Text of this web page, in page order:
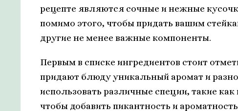
рецепте являются сочные и нежные
помимо этого, чтобы придать вашим
другие не менее важные компоненты.
Первым в списке ингредиентов стоит
придают блюду уникальный аромат и
использовать различные специи, такие
чтобы добавить пикантность и